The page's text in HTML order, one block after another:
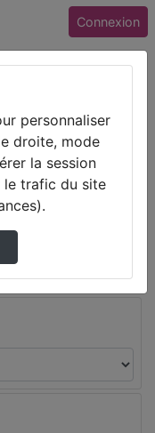
Connexion
pour cette vidéo.
personnaliser
droite, mode
la session
le trafic du site